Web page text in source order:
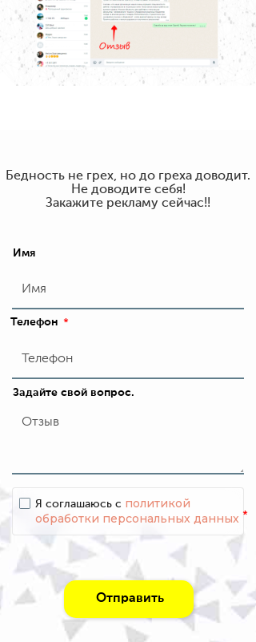
Бедность не грех, но до греха доводит.
Не доводите себя!
Закажите рекламу сейчас!!
Имя
Телефон *
Задайте свой вопрос.
Я соглашаюсь с политикой
обработки персональных данных *
Отправить